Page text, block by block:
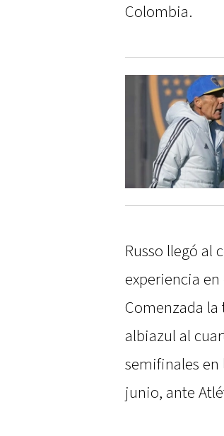
Colombia.
Russo llegó al
experiencia en
Comenzada
albiazul al
semifinales en
junio, ante